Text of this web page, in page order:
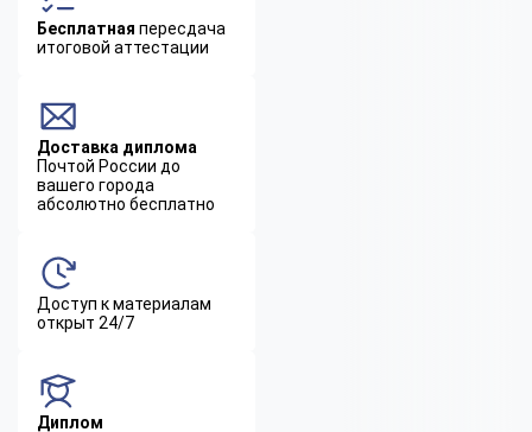
Бесплатная пересдача
итоговой аттестации
Доставка диплома
Почтой России до
вашего города
абсолютно бесплатно
Доступ к материалам
открыт 24/7
Диплом